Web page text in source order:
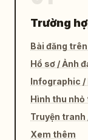
Trường
Bài đăng
Hồ sơ / Ảnh
Infographic /
Hình thu nhỏ
Truyện tranh
Xem thêm